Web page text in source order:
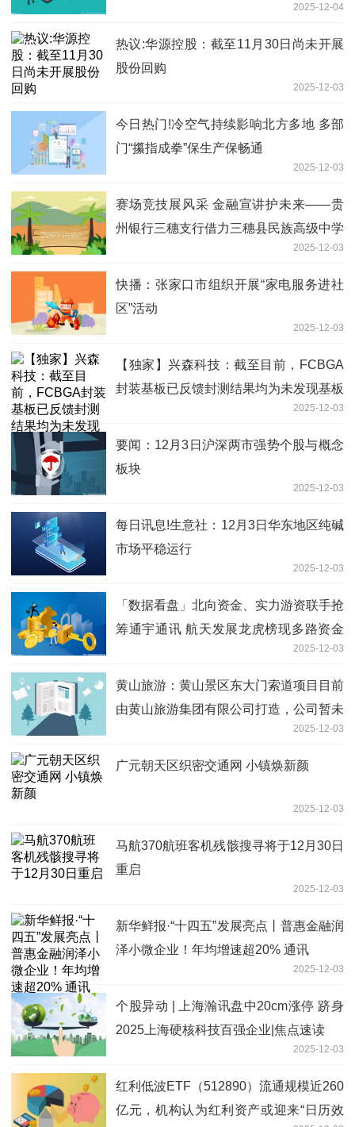
2025-12-04
热议:华源控股：截至11月30日尚未开展
股份回购
2025-12-03
今日热门!冷空气持续影响北方多地 多部
门“攥指成拳”保生产保畅通
2025-12-03
赛场竞技展风采 金融宣讲护未来——贵
州银行三穗支行借力三穗县民族高级中学
2025-12-03
快播：张家口市组织开展“家电服务进社
区”活动
2025-12-03
【独家】兴森科技：截至目前，FCBGA
封装基板已反馈封测结果均为未发现基板
2025-12-03
要闻：12月3日沪深两市强势个股与概念
板块
2025-12-03
每日讯息!生意社：12月3日华东地区纯碱
市场平稳运行
2025-12-03
「数据看盘」北向资金、实力游资联手抢
筹通宇通讯 航天发展龙虎榜现多路资金
2025-12-03
黄山旅游：黄山景区东大门索道项目目前
由黄山旅游集团有限公司打造，公司暂未
2025-12-03
广元朝天区织密交通网 小镇焕新颜
2025-12-03
马航370航班客机残骸搜寻将于12月30日
重启
2025-12-03
新华鲜报·“十四五”发展亮点丨普惠金融润
泽小微企业！年均增速超20% 通讯
2025-12-03
个股异动 | 上海瀚讯盘中20cm涨停 跻身
2025上海硬核科技百强企业|焦点速读
2025-12-03
红利低波ETF（512890）流通规模近260
亿元，机构认为红利资产或迎来“日历效